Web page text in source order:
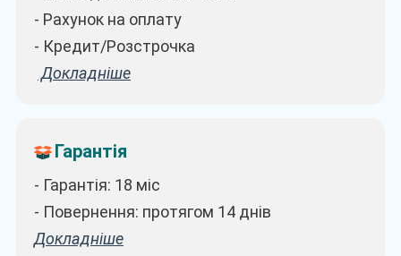
- Рахунок на оплату
- Кредит/Розстрочка
Докладніше
Гарантія
- Гарантія: 18 міс
- Повернення: протягом 14 днів
Докладніше